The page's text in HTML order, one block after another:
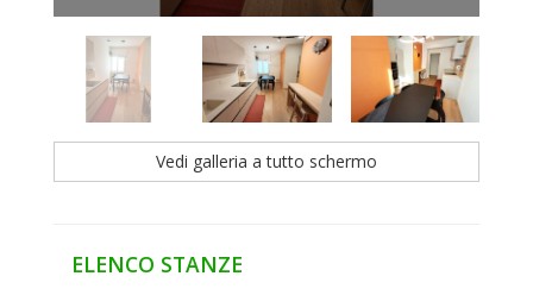
Vedi galleria a tutto schermo
ELENCO STANZE